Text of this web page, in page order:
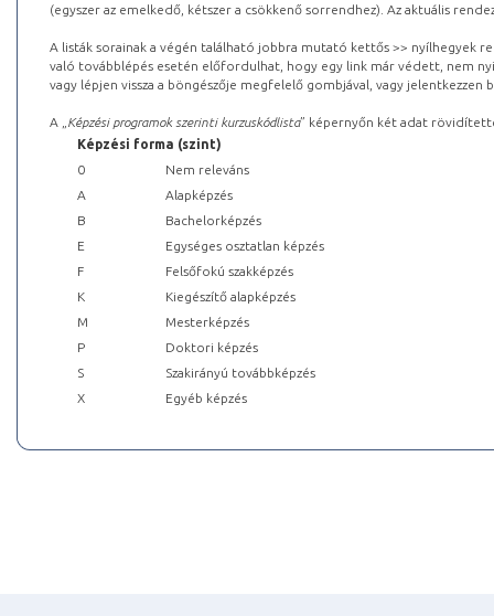
(egyszer az emelkedő, kétszer a csökkenő sorrendhez). Az aktuális
A listák sorainak a végén található jobbra mutató kettős >> nyílhegyek
való továbblépés esetén előfordulhat, hogy egy link már védett, nem
vagy lépjen vissza a böngészője megfelelő gombjával, vagy
A „ Képzési programok szerinti kurzuskódlista” képernyőn két adat
Képzési forma (szint)
0
Nem releváns
A
Alapképzés
B
Bachelorképzés
E
Egységes osztatlan képzés
F
Felsőfokú szakképzés
K
Kiegészítő alapképzés
M
Mesterképzés
P
Doktori képzés
S
Szakirányú továbbképzés
X
Egyéb képzés